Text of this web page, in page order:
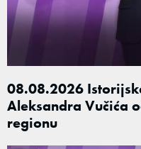
08.08.2026
Aleksandra Vučića
regionu